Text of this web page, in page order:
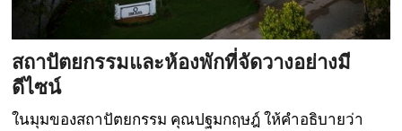
สถาปัตยกรรมและห้องพักที่จัดวางอย่างมี
ดีไซน์
ในมุมของสถาปัตยกรรม คุณปฐมกฤษฎ์ ให้คำอธิบายว่า